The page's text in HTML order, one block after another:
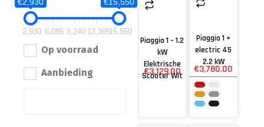
2,930 6,085 9,240 12,39515,550
Op voorraad
Aanbieding
Piaggio 1 – 1.2
kW
Elektrische
Scooter Wit
€3,129.00
Piaggio 1 +
electric 45
2.2 kW
€3,780.00